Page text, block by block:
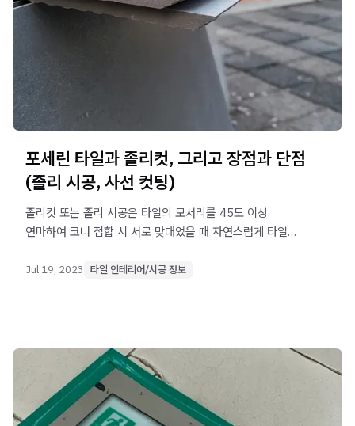
포세린 타일과 졸리컷, 그리고 장점과 단점
(졸리 시공, 사선 컷팅)
졸리컷 또는 졸리 시공은 타일의 모서리를 45도 이상
연마하여 코너 접합 시 서로 맞대었을 때 자연스럽게 타일이
Jul 19, 2023 타일 인테리어/시공 정보